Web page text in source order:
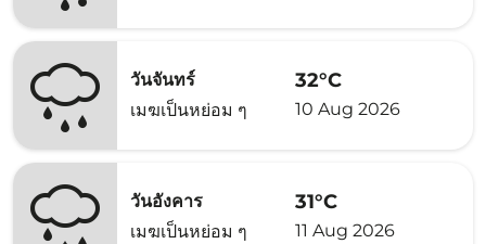
วันจันทร์
เมฆเป็นหย่อม ๆ
32°C
10 Aug 2026
วันอังคาร
เมฆเป็นหย่อม ๆ
31°C
11 Aug 2026